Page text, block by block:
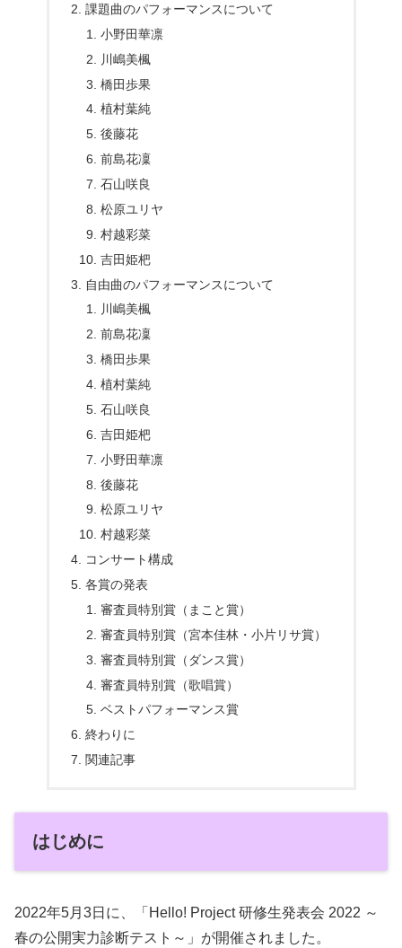
課題曲のパフォーマンスについて
小野田華凛
川嶋美楓
橋田歩果
植村葉純
後藤花
前島花凜
石山咲良
松原ユリヤ
村越彩菜
吉田姫杷
自由曲のパフォーマンスについて
川嶋美楓
前島花凜
橋田歩果
植村葉純
石山咲良
吉田姫杷
小野田華凛
後藤花
松原ユリヤ
村越彩菜
コンサート構成
各賞の発表
審査員特別賞（まこと賞）
審査員特別賞（宮本佳林・小片リサ賞）
審査員特別賞（ダンス賞）
審査員特別賞（歌唱賞）
ベストパフォーマンス賞
終わりに
関連記事
はじめに
2022年5月3日に、「Hello! Project 研修生発表会 2022 ～
春の公開実力診断テスト～」が開催されました。